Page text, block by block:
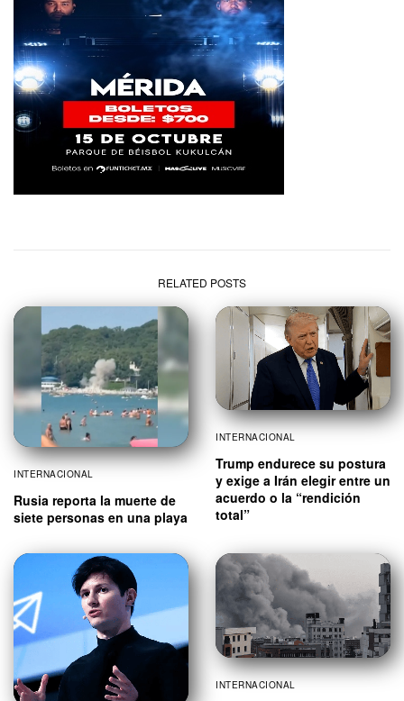
RELATED POSTS
INTERNACIONAL
Rusia reporta la muerte de
siete personas en una playa
INTERNACIONAL
Trump endurece su postura
y exige a Irán elegir entre un
acuerdo o la “rendición
total”
INTERNACIONAL